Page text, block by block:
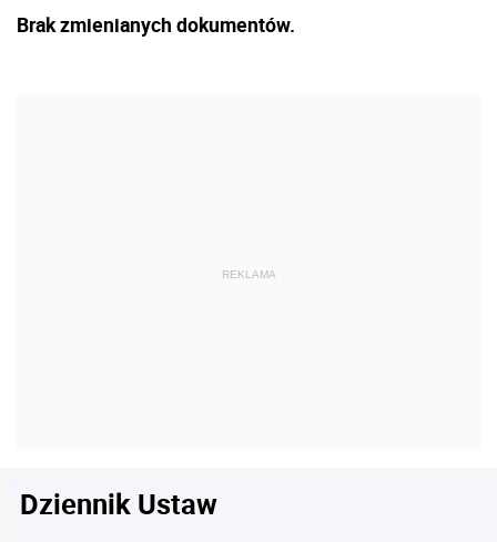
Brak zmienianych dokumentów.
Dziennik Ustaw